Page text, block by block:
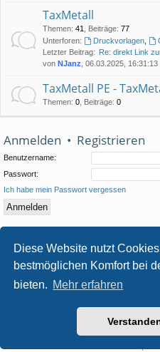
Diese Website nutzt
bestmöglichen Komfort bei
bieten. Mehr erfahren
TaxMetall
Themen: 41 Beiträge: 77
Unterforen:
Druckvorlagen,
Letzter Beitrag: Re: direkt Link
von NJanz , 06.03.2025, 16:31:13
TaxMetall PE -
Themen: 0 Beiträge: 0
Anmelden • Registrieren
Benutzername:
Passwort:
Ich habe mein Passwort vergessen
Beiträge insgesamt104• Themen insgesamt
neuestes Mitglied:Lorenz.Weich
Foren-Übersicht
Powered byphpBB®
Style vonArty-